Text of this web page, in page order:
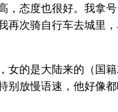
，态度也很好。我拿
次骑自行车去城里
的是大陆来的（国
放慢语速，他好像